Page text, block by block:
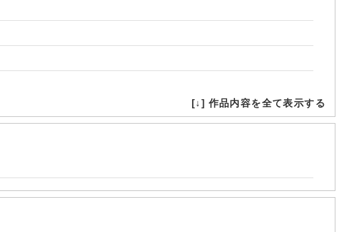
[↓] 作品内容を全て表示する